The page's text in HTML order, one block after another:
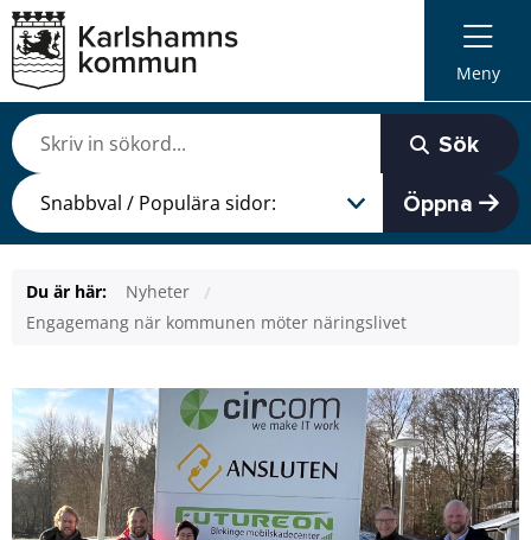
Meny
Sök
Öppna
Du är här:
Nyheter
Engagemang när kommunen möter näringslivet